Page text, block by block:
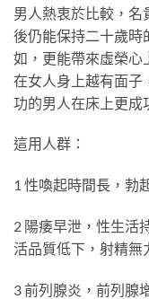
男人熱衷於比較，名
後仍能保持二十歲時
如，更能帶來虛榮心
在女人身上越有面子
功的男人在床上更成
這用人群：
1 性喚起時間長，勃
2 陽痿早泄，性生活
活品質低下，射精無
3 前列腺炎，前列腺